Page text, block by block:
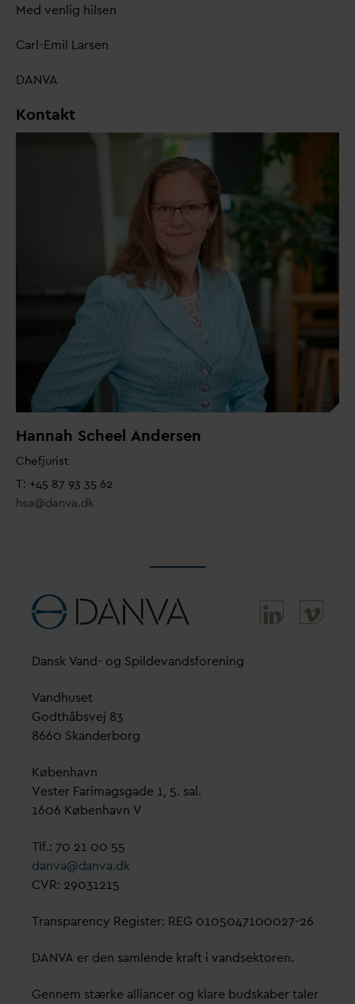
Med venlig hilsen
Carl-Emil Larsen
DANVA
Kontakt
Hannah Scheel Andersen
Chefjurist
T: +45 87 93 35 62
hsa@danva.dk
Dansk Vand- og Spildevandsforening
Vandhuset
Godthåbsvej 83
8660 Skanderborg
København
Vester Farimagsgade 1, 5. sal.
1606 København V
Tlf.: 70 21 00 55
danva@danva.dk
CVR: 29031215
Transparency Register: REG 0105047100027-26
DANVA er den samlende kraft i vandsektoren.
Gennem stærke alliancer og klare budskaber taler